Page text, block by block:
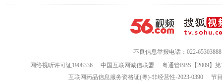
不良信息举报电话：022-65303888
网络视听许可证1908336
中国互联网诚信联盟
粤通管BBS【2009】
互联网药品信息服务资格证(粤)-非经营性-2023-0390
节